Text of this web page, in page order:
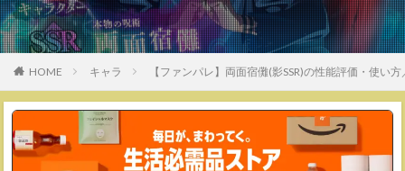
HOME キャラ 【ファンパレ】両面宿儺(影SSR)の性能評価・使い